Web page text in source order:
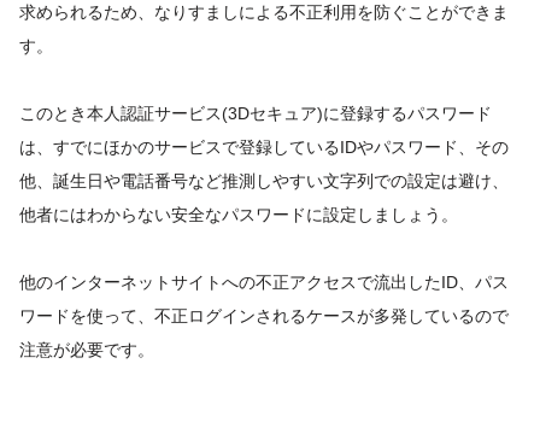
求められるため、なりすましによる不正利用を防ぐことができま
す。
このとき本人認証サービス(3Dセキュア)に登録するパスワード
は、すでにほかのサービスで登録しているIDやパスワード、その
他、誕生日や電話番号など推測しやすい文字列での設定は避け、
他者にはわからない安全なパスワードに設定しましょう。
他のインターネットサイトへの不正アクセスで流出したID、パス
ワードを使って、不正ログインされるケースが多発しているので
注意が必要です。